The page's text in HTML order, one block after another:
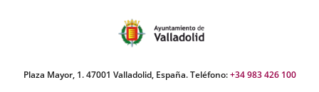
Plaza Mayor, 1. 47001 Valladolid, España. Teléfono:+34 983 426 100